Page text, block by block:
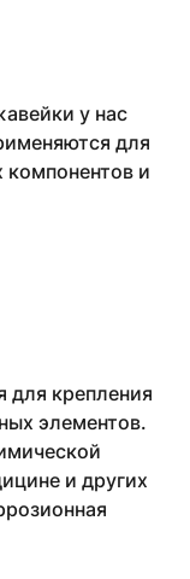
у нас
для
компонентов и
для крепления
элементов.
и других